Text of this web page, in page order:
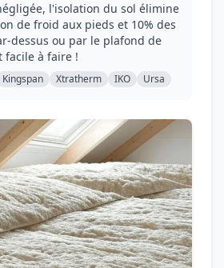
l'isolation du sol élimine
de froid aux pieds et 10% des
dessus ou par le plafond de
facile à faire !
Kingspan Xtratherm IKO Ursa